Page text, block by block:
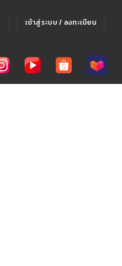
เข้าสู่ระบบ / ลงทะเบียน